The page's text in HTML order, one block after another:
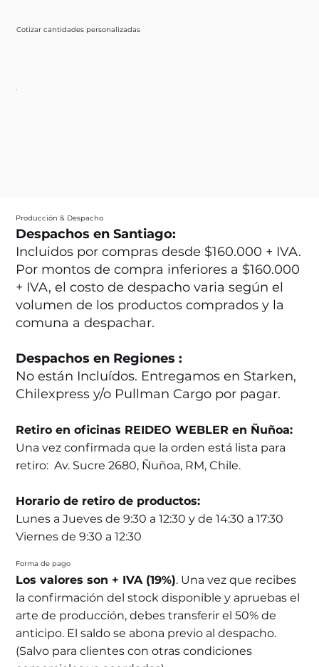
Cotizar cantidades personalizadas
Producción & Despacho
Despachos en Santiago:
Incluidos por compras desde $160.000 + IVA.
Por montos de compra inferiores a $160.000
+ IVA, el costo de despacho varia según el
volumen de los productos comprados y la
comuna a despachar.
Despachos en Regiones :
No están Incluídos. Entregamos en Starken,
Chilexpress y/o Pullman Cargo por pagar.
Retiro en oficinas REIDEO WEBLER en Ñuñoa:
Una vez confirmada que la orden está lista para
retiro: Av. Sucre 2680, Ñuñoa, RM, Chile.
Horario de retiro de productos:
Lunes a Jueves de 9:30 a 12:30 y de 14:30 a 17:30
Viernes de 9:30 a 12:30
Forma de pago
Los valores son + IVA (19%). Una vez que recibes
la confirmación del stock disponible y apruebas el
arte de producción, debes transferir el 50% de
anticipo. El saldo se abona previo al despacho.
(Salvo para clientes con otras condiciones